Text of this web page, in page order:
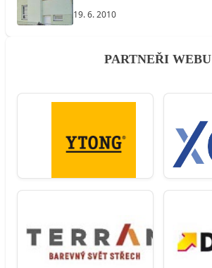
19. 6. 2010
PARTNEŘI WEBU